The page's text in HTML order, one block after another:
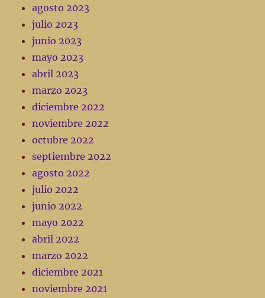
agosto 2023
julio 2023
junio 2023
mayo 2023
abril 2023
marzo 2023
diciembre 2022
noviembre 2022
octubre 2022
septiembre 2022
agosto 2022
julio 2022
junio 2022
mayo 2022
abril 2022
marzo 2022
diciembre 2021
noviembre 2021